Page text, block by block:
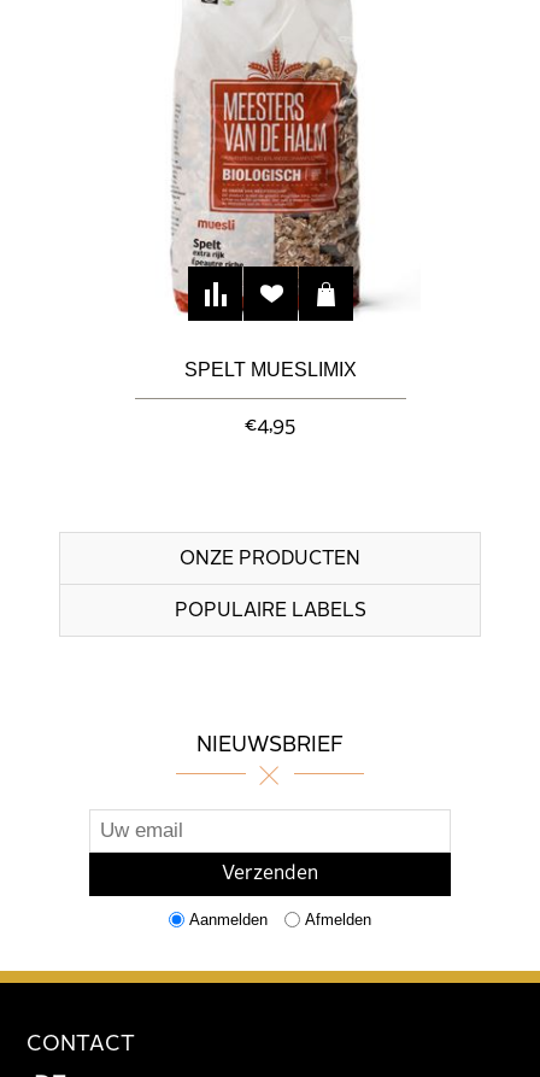
SPELT MUESLIMIX
€4,95
ONZE PRODUCTEN
POPULAIRE LABELS
NIEUWSBRIEF
Aanmelden Afmelden
CONTACT